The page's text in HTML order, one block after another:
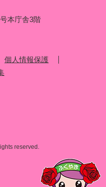
本庁舎3階
個人情報保護
reserved.